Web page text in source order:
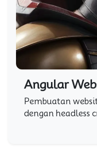
Angular
Pembuatan
dengan headless